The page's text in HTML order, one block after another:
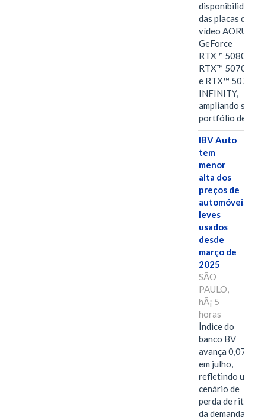
disponibilidade
das placas de
vídeo AORUS
GeForce
RTX™ 5080,
RTX™ 5070 Ti
e RTX™ 5070
INFINITY,
ampliando seu
portfólio de…
IBV Auto
tem
menor
alta dos
preços de
automóveis
leves
usados
desde
março de
2025
SÃO
PAULO,
hÃ¡ 5
horas
Índice do
banco BV
avança 0,07%
em julho,
refletindo um
cenário de
perda de ritmo
da demanda e